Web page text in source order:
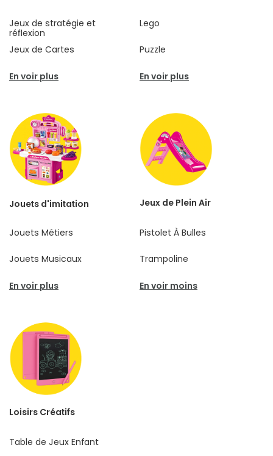
Jeux de stratégie et
réflexion
Jeux de Cartes
En voir plus
Lego
Puzzle
En voir plus
Jouets d'imitation
Jouets Métiers
Jouets Musicaux
En voir plus
Jeux de Plein Air
Pistolet À Bulles
Trampoline
En voir moins
Loisirs Créatifs
Table de Jeux Enfant